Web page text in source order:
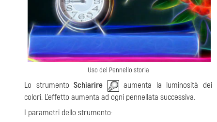
Uso del Pennello storia
Lo strumentoSchiarire
aumenta la luminosità dei
colori. L'effetto aumenta ad ogni pennellata successiva.
I parametri dello strumento: